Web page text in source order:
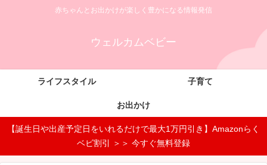
赤ちゃんとお出かけが楽しく豊かになる情報発信
ウェルカムベビー
ライフスタイル 子育て
お出かけ
【誕生日や出産予定日をいれるだけで最大1万円引き】Amazonらく
ベビ割引 ＞＞ 今すぐ無料登録